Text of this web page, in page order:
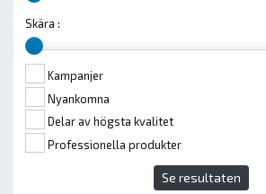
Skära :
Kampanjer
Nyankomna
Delar av högsta kvalitet
Professionella produkter
Se resultaten